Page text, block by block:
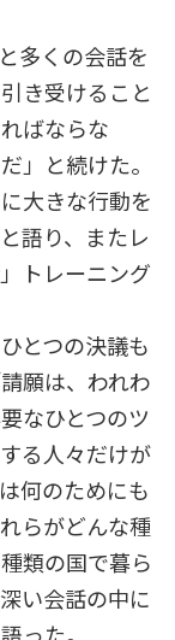
多くの会話を
き受けること
ばならな
」と続けた。
大きな行動を
語り、またレ
トレーニング
とつの決議も
願は、われわ
なひとつのツ
る人々だけが
何のためにも
らがどんな種
類の国で暮ら
い会話の中に